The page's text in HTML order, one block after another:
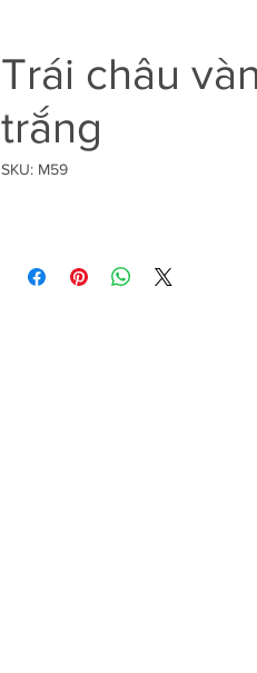
Trái châu
trắng
SKU: M59